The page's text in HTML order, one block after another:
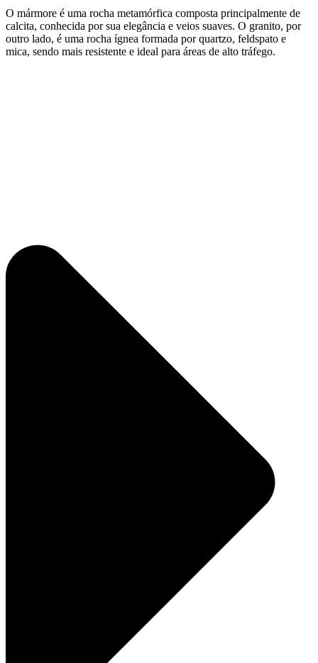
O mármore é uma rocha metamórfica composta principalmente de
calcita, conhecida por sua elegância e veios suaves. O granito, por
outro lado, é uma rocha ígnea formada por quartzo, feldspato e
mica, sendo mais resistente e ideal para áreas de alto tráfego.